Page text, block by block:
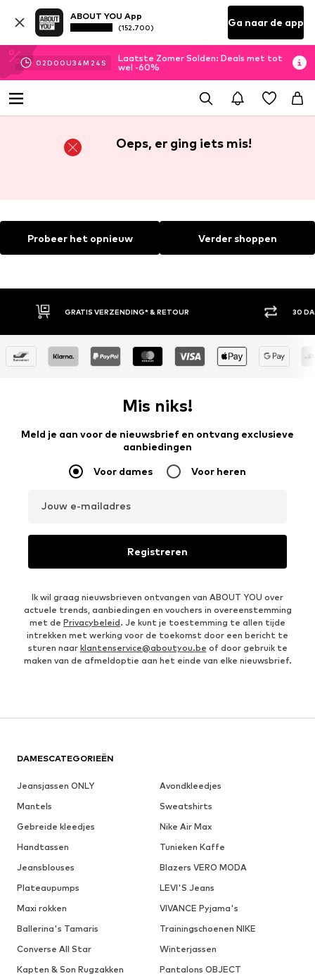
ABOUT YOU App
(152.700) Ga naar de app
02D 00U34M 24 S
Laatste Zomer Solden: Deals met tot
wel -60%
Oeps, er ging iets mis!
Probeer het opnieuw Verder shoppen
GRATIS VERZENDING* & RETOUR 30
Mis niks!
Meld je aan voor de nieuwsbrief en ontvang exclusieve
aanbiedingen
Voor dames Voor heren
Jouw e-mailadres
Registreren
Ik wil graag nieuwsbrieven ontvangen van ABOUT YOU over
actuele trends, aanbiedingen en vouchers in overeenstemming
met de Privacybeleid. Je kunt je toestemming te allen tijde
intrekken met werking voor de toekomst door een bericht te
sturen naar klantenservice@aboutyou.be of door gebruik te
maken van de afmeldoptie aan het einde van elke nieuwsbrief.
DAMESCATEGORIEËN
Jeansjassen ONLY
Avondkleedjes
Mantels
Sweatshirts
Gebreide kleedjes
Nike Air Max
Handtassen
Tunieken Kaffe
Jeansblouses
Blazers VERO MODA
Plateaupumps
LEVI'S Jeans
Maxi rokken
VIVANCE Pyjama's
Ballerina's Tamaris
Trainingschoenen NIKE
Converse All Star
Winterjassen
Kapten & Son Rugzakken
Pantalons OBJECT